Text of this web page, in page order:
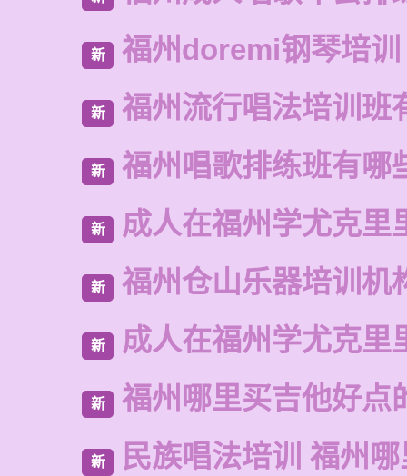
新 福州doremi钢琴培训
新 福州流行唱法培训班
新 福州唱歌排练班有哪
新 成人在福州学尤克里
新 福州仓山乐器培训机
新 成人在福州学尤克里
新 福州哪里买吉他好点
新 民族唱法培训 福州